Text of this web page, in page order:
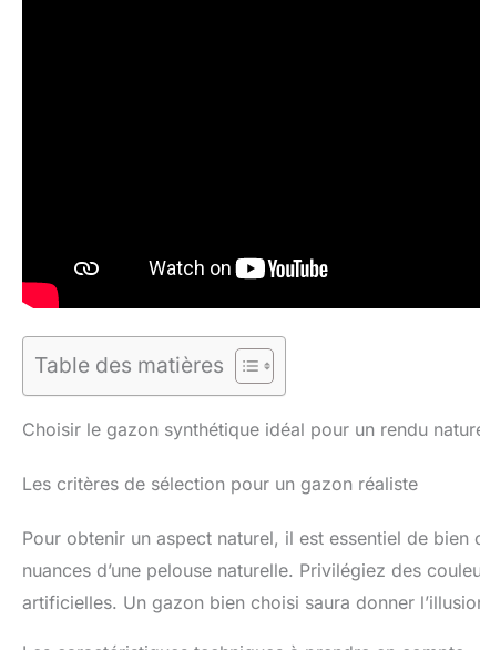
Table des matières
Choisir le gazon synthétique idéal pour un rendu
Les critères de sélection pour un gazon réaliste
Pour obtenir un aspect naturel, il est essentiel de
nuances d’une pelouse naturelle. Privilégiez des
artificielles. Un gazon bien choisi saura donner